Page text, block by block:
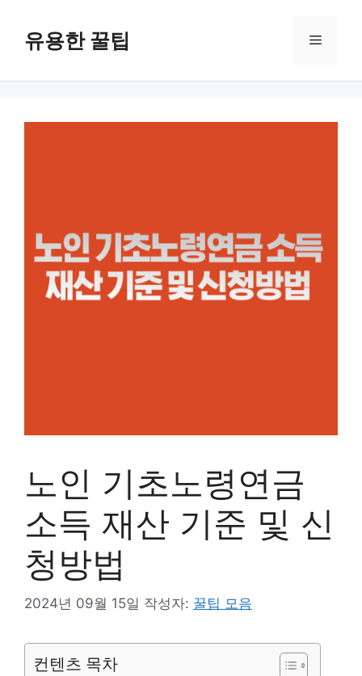
유용한 꿀팁 메
노인 기초노령연금
소득 재산 기준 및 신
청방법
2024년 09월 15일 작성자: 꿀팁 모음
컨텐츠 목차